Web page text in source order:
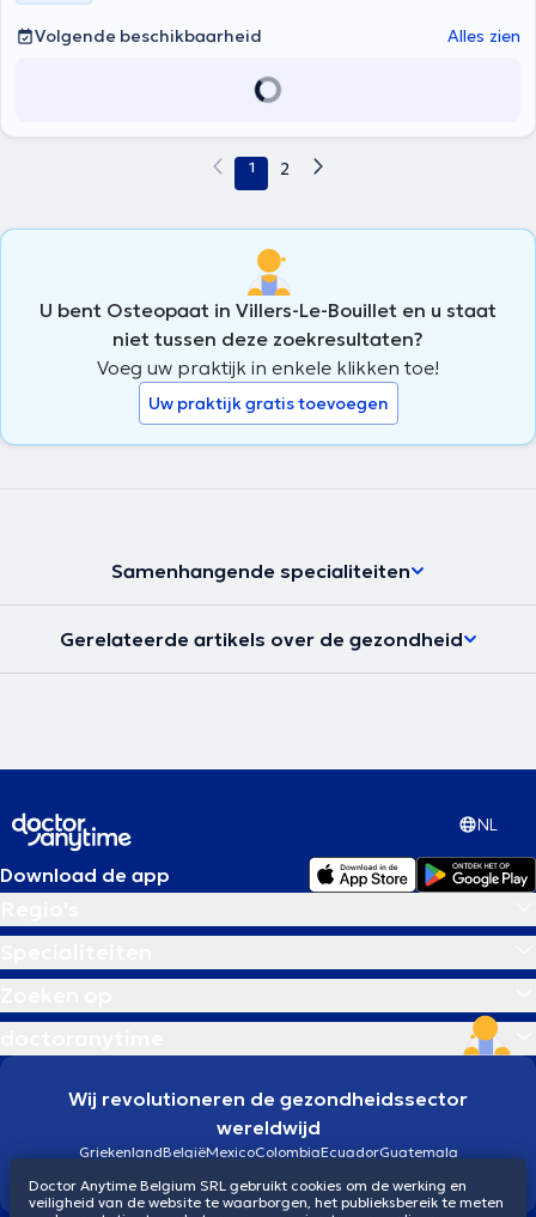
Volgende beschikbaarheid Alles zien
1 2
U bent Osteopaat in Villers-Le-Bouillet en u staat
niet tussen deze zoekresultaten?
Voeg uw praktijk in enkele klikken toe!
Uw praktijk gratis toevoegen
Samenhangende specialiteiten
Gerelateerde artikels over de gezondheid
NL
Download de app
Wij revolutioneren de gezondheidssector
wereldwijd
GriekenlandBelgiëMexicoColombiaEcuadorGuatemala
Doctor Anytime Belgium SRL gebruikt cookies om de werking en
veiligheid van de website te waarborgen, het publieksbereik te meten